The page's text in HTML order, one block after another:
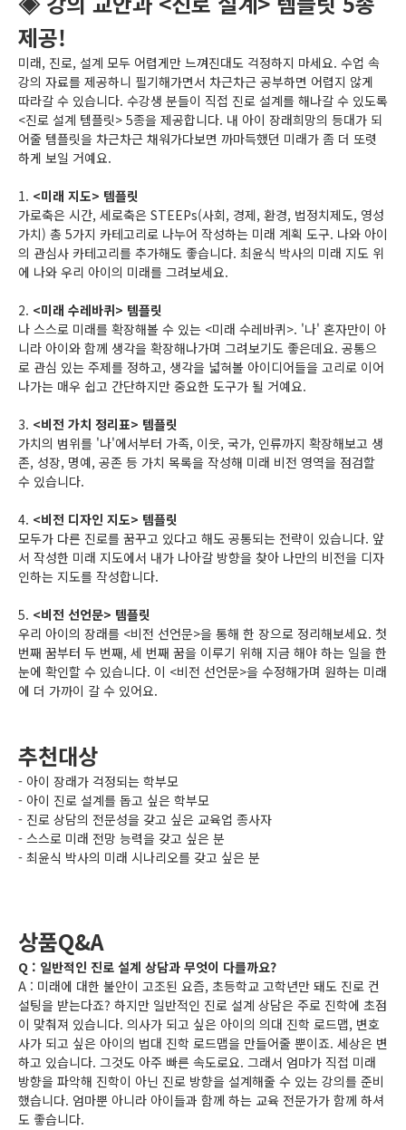
제공!
미래, 진로, 설계 모두 어렵게만 느껴진대도 걱정하지 마세요. 수업 속
강의 자료를 제공하니 필기해가면서 차근차근 공부하면 어렵지 않게
따라갈 수 있습니다. 수강생 분들이 직접 진로 설계를 해나갈 수 있도록
<진로 설계 템플릿> 5종을 제공합니다. 내 아이 장래희망의 등대가 되
어줄 템플릿을 차근차근 채워가다보면 까마득했던 미래가 좀 더 또렷
하게 보일 거예요.
1. <미래 지도> 템플릿
가로축은 시간, 세로축은 STEEPs(사회, 경제, 환경, 법정치제도, 영성
가치) 총 5가지 카테고리로 나누어 작성하는 미래 계획 도구. 나와 아이
의 관심사 카테고리를 추가해도 좋습니다. 최윤식 박사의 미래 지도 위
에 나와 우리 아이의 미래를 그려보세요.
2. <미래 수레바퀴> 템플릿
나 스스로 미래를 확장해볼 수 있는 <미래 수레바퀴>. '나' 혼자만이 아
니라 아이와 함께 생각을 확장해나가며 그려보기도 좋은데요. 공통으
로 관심 있는 주제를 정하고, 생각을 넓혀볼 아이디어들을 고리로 이어
나가는 매우 쉽고 간단하지만 중요한 도구가 될 거예요.
3. <비전 가치 정리표> 템플릿
가치의 범위를 '나'에서부터 가족, 이웃, 국가, 인류까지 확장해보고 생
존, 성장, 명예, 공존 등 가치 목록을 작성해 미래 비전 영역을 점검할
수 있습니다.
4. <비전 디자인 지도> 템플릿
모두가 다른 진로를 꿈꾸고 있다고 해도 공통되는 전략이 있습니다. 앞
서 작성한 미래 지도에서 내가 나아갈 방향을 찾아 나만의 비전을 디자
인하는 지도를 작성합니다.
5. <비전 선언문> 템플릿
우리 아이의 장래를 <비전 선언문>을 통해 한 장으로 정리해보세요. 첫
번째 꿈부터 두 번째, 세 번째 꿈을 이루기 위해 지금 해야 하는 일을 한
눈에 확인할 수 있습니다. 이 <비전 선언문>을 수정해가며 원하는 미래
에 더 가까이 갈 수 있어요.
추천대상
- 아이 장래가 걱정되는 학부모
- 아이 진로 설계를 돕고 싶은 학부모
- 진로 상담의 전문성을 갖고 싶은 교육업 종사자
- 스스로 미래 전망 능력을 갖고 싶은 분
- 최윤식 박사의 미래 시나리오를 갖고 싶은 분
상품Q&A
Q : 일반적인 진로 설계 상담과 무엇이 다를까요?
A : 미래에 대한 불안이 고조된 요즘, 초등학교 고학년만 돼도 진로 컨
설팅을 받는다죠? 하지만 일반적인 진로 설계 상담은 주로 진학에 초점
이 맞춰져 있습니다. 의사가 되고 싶은 아이의 의대 진학 로드맵, 변호
사가 되고 싶은 아이의 법대 진학 로드맵을 만들어줄 뿐이죠. 세상은 변
하고 있습니다. 그것도 아주 빠른 속도로요. 그래서 엄마가 직접 미래
방향을 파악해 진학이 아닌 진로 방향을 설계해줄 수 있는 강의를 준비
했습니다. 엄마뿐 아니라 아이들과 함께 하는 교육 전문가가 함께 하셔
도 좋습니다.